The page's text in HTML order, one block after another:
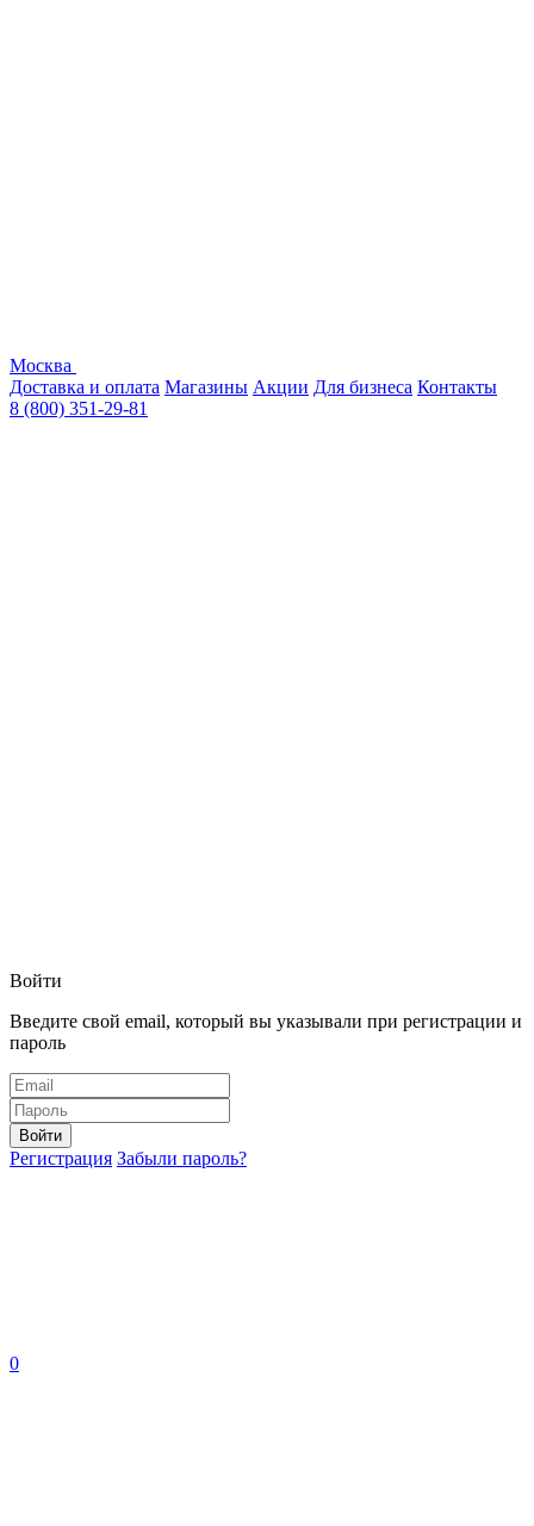
Москва
Доставка и оплата Магазины Акции Для бизнеса Контакты
8 (800) 351-29-81
Войти
Введите свой email, который вы указывали при регистрации и
пароль
Войти
Регистрация Забыли пароль?
0